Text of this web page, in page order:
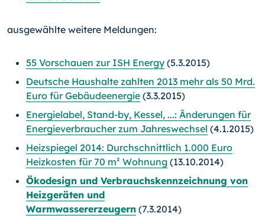
ausgewählte weitere Meldungen:
55 Vorschauen zur ISH Energy (5.3.2015)
Deutsche Haushalte zahlten 2013 mehr als 50 Mrd.
Euro für Gebäudeenergie (3.3.2015)
Energielabel, Stand-by, Kessel, ...: Änderungen für
Energieverbraucher zum Jahreswechsel (4.1.2015)
Heizspiegel 2014: Durchschnittlich 1.000 Euro
Heizkosten für 70 m² Wohnung (13.10.2014)
Ökodesign und Verbrauchskennzeichnung von
Heizgeräten und
Warmwassererzeugern (7.3.2014)